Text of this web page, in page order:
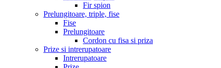
Fir spion
Prelungitoare, triple, fise
Fise
Prelungitoare
Cordon cu fisa si priza
Prize si intrerupatoare
Intrerupatoare